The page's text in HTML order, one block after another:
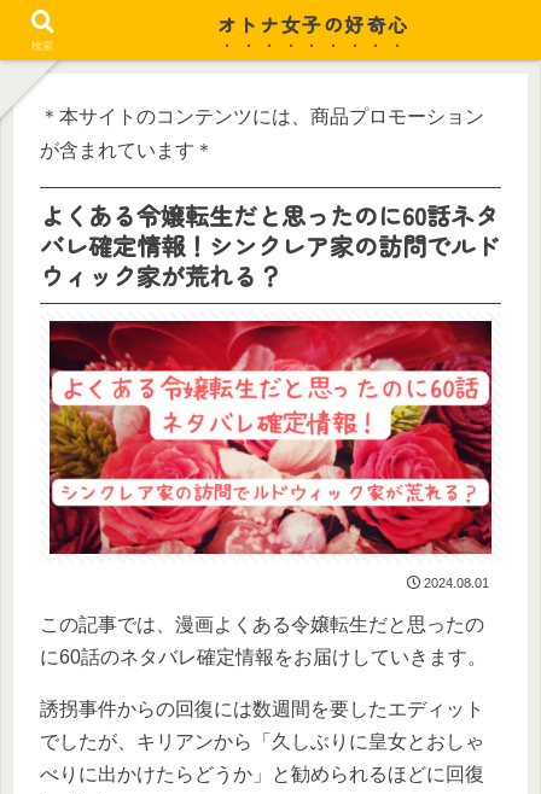
忙しい毎日がちょっと潤う
＊本サイトのコンテンツには、商品プロモーション
が含まれています＊
よくある令嬢転生だと思ったのに60話ネタ
バレ確定情報！シンクレア家の訪問でルド
ウィック家が荒れる？
2024.08.01
この記事では、漫画よくある令嬢転生だと思ったの
に60話のネタバレ確定情報をお届けしていきます。
誘拐事件からの回復には数週間を要したエディット
でしたが、キリアンから「久しぶりに皇女とおしゃ
べりに出かけたらどうか」と勧められるほどに回復
検索
オトナ女子の好奇心